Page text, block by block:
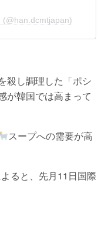
(@han.dcmtjapan)
殺し調理した「ポシ
が韓国では高まって
スープへの需要が高
ると、先月11日国際